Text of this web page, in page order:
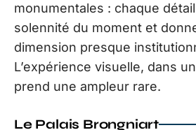
monumentales : chaque
solennité du moment et
dimension presque
L’expérience visuelle, dans
prend une ampleur rare.
Le Palais Brongniart